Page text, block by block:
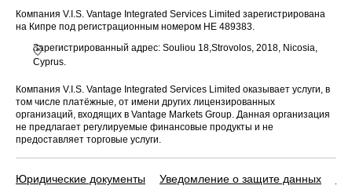
Компания V.I.S. Vantage Integrated Services Limited зарегистрирована
на Кипре под регистрационным номером HE 489383.
Зарегистрированный адрес: Souliou 18,Strovolos, 2018, Nicosia,
Cyprus.
Компания V.I.S. Vantage Integrated Services Limited оказывает услуги, в
том числе платёжные, от имени других лицензированных
организаций, входящих в Vantage Markets Group. Данная организация
не предлагает регулируемые финансовые продукты и не
предоставляет торговые услуги.
Юридические документы Уведомление о защите данных